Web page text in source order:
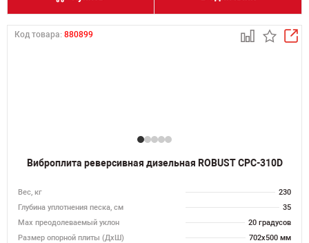
Код товара: 880899
Виброплита реверсивная дизельная ROBUST CPC-310D
Вес, кг
230
Глубина уплотнения песка, см
35
Max преодолеваемый уклон
20 градусов
Размер опорной плиты (ДхШ)
702х500 мм